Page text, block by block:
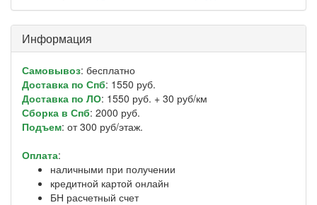
Информация
Самовывоз: бесплатно
Доставка по Спб: 1550 руб.
Доставка по ЛО: 1550 руб. + 30 руб/км
Сборка в Спб: 2000 руб.
Подъем: от 300 руб/этаж.
Оплата:
наличными при получении
кредитной картой онлайн
БН расчетный счет